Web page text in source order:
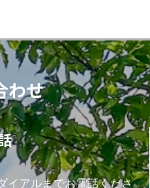
わせ
イアルまでお電話くださ